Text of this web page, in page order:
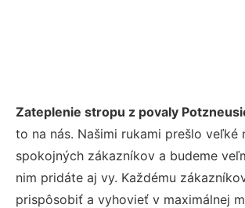
Zateplenie stropu z povaly
to na nás. Našimi rukami prešlo veľké
spokojných zákazníkov a budeme
nim pridáte aj vy. Každému
prispôsobiť a vyhovieť v maximálnej